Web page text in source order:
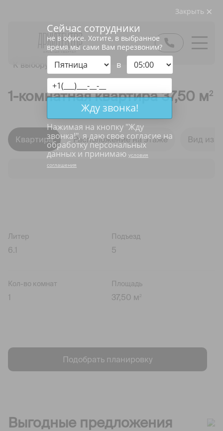
К выбору квартир
1-комнатная квартира 37,50 м2
Литер
6.1
Подъезд
5
Кол-во комнат Площадь
37,50 м 2
Подобрать планировку
Квартира Расположение на этаже Вид из
Выгодные предложения
Закрыть
Сейчас сотрудники
не в офисе. Хотите, в выбранное
время мы сами Вам перезвоним?
в
Жду звонка!
Нажимая на кнопку "Жду
звонка!", я даю свое согласие на
обработку персональных
данных и принимаю условия
соглашения